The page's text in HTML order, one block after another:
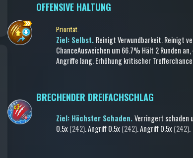
OFFENSIVE HALTUNG
Priorität.
Ziel: Selbst. Reinigt Verwundbarkeit.Reinigt
ChanceAusweichen um 66.7% Hält 2 Runden an
Angriffe lang.Erhöhung kritischer
BRECHENDER DREIFACHSCHLAG
Ziel: Höchster Schaden.Verringert schaden
0.5x(242).Angriff0.5x(242).Angriff0.5x(242).